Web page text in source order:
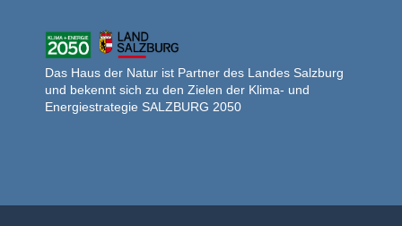
Das Haus der Natur ist Partner des Landes Salzburg
und bekennt sich zu den Zielen der Klima- und
Energiestrategie SALZBURG 2050